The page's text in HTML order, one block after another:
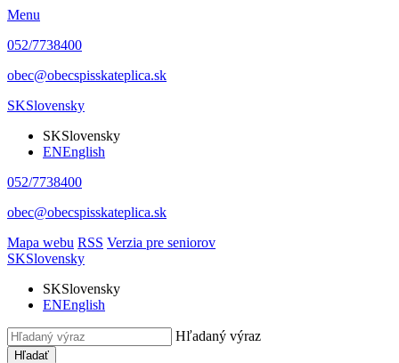
Menu
052/7738400
obec@obecspisskateplica.sk
SKSlovensky
SKSlovensky
ENEnglish
052/7738400
obec@obecspisskateplica.sk
Mapa webu RSS Verzia pre seniorov
SKSlovensky
SKSlovensky
ENEnglish
Hľadaný výraz
Hľadať